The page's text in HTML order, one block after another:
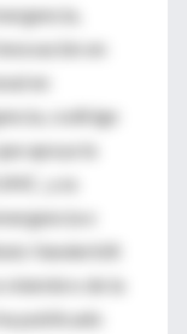
en
en
codirige
apoya la
y es
e
Vanderbilt
de la
publicado